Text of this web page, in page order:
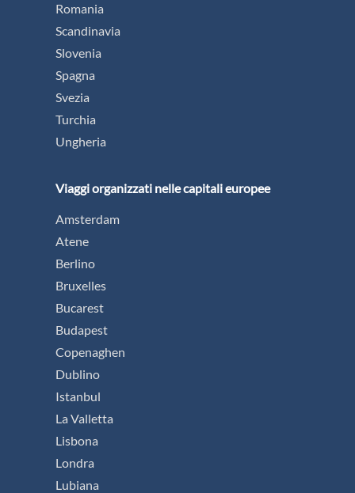
Romania
Scandinavia
Slovenia
Spagna
Svezia
Turchia
Ungheria
Viaggi organizzati nelle capitali europee
Amsterdam
Atene
Berlino
Bruxelles
Bucarest
Budapest
Copenaghen
Dublino
Istanbul
La Valletta
Lisbona
Londra
Lubiana